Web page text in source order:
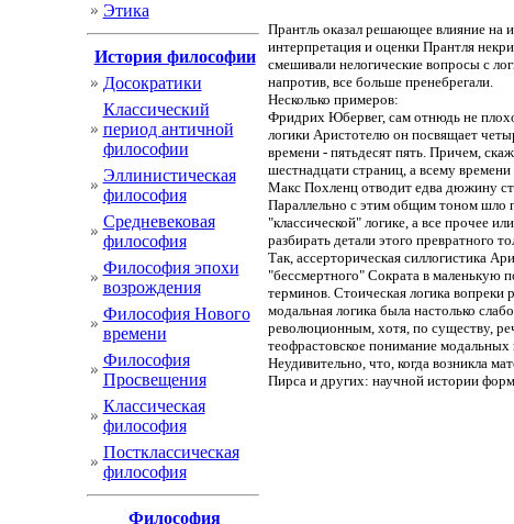
Этика
История философии
Досократики
Классический
период античной
философии
Эллинистическая
философия
Cредневековая
философия
Философия эпохи
возрождения
Философия Нового
времени
Философия
Просвещения
Классическая
философия
Постклассическая
философия
Философия
Прантль оказал решающее влияние на
интерпретация и оценки Прантля
смешивали нелогические вопросы с
напротив, все больше пренебрегали.
Несколько примеров:
Фридрих Юбервег, сам отнюдь не
логики Аристотелю он посвящает
времени - пятьдесят пять. Причем,
шестнадцати страниц, а всему
Макс Похленц отводит едва дюжину
Параллельно с этим общим тоном шло
"классической" логике, а все прочее
разбирать детали этого превратного
Так, ассерторическая силлогистика
"бессмертного" Сократа в маленькую
терминов. Стоическая логика вопреки
модальная логика была настолько
революционным, хотя, по существу,
теофрастовское понимание модальных
Неудивительно, что, когда возникла
Пирса и других: научной истории